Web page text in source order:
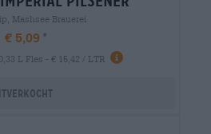
Mashsee Brauerei
€ 5,09
0,33 L Fles - € 15,42 / LTR